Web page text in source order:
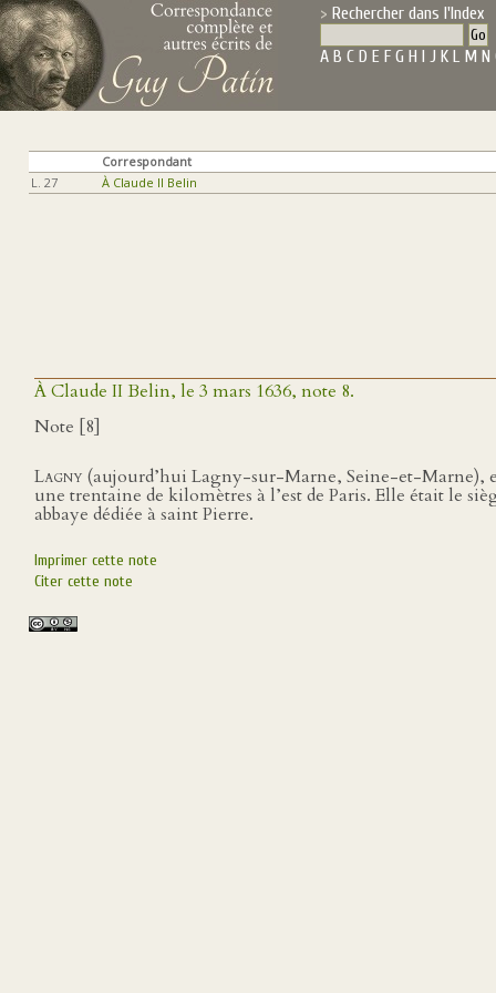
Rechercher dans l'Index
A B C D E F G H I J K L M N